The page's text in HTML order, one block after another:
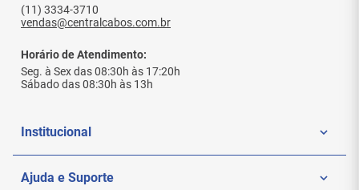
(11) 3334-3710
vendas@centralcabos.com.br
Horário de Atendimento:
Seg. à Sex das 08:30h às 17:20h
Sábado das 08:30h às 13h
Institucional
Quem Somos
Ajuda e Suporte